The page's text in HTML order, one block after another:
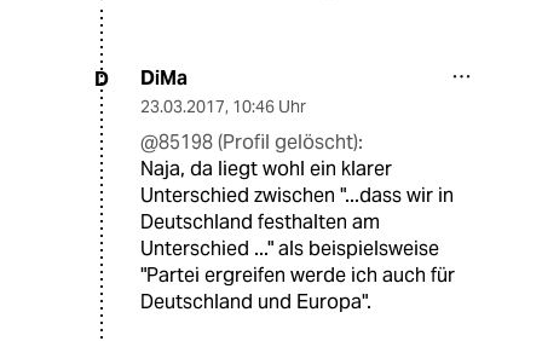
D DiMa
23.03.2017, 10:46 Uhr
@85198 (Profil gelöscht):
Naja, da liegt wohl ein klarer
Unterschied zwischen "...dass wir in
Deutschland festhalten am
Unterschied ..." als beispielsweise
"Partei ergreifen werde ich auch für
Deutschland und Europa".